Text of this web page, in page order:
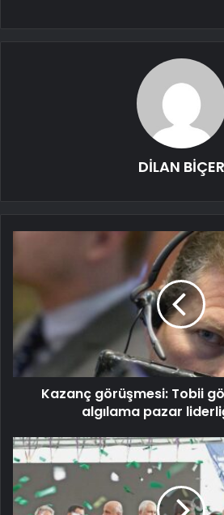
DİLAN BİÇER
Kazanç görüşmesi: Tobii
algılama pazar